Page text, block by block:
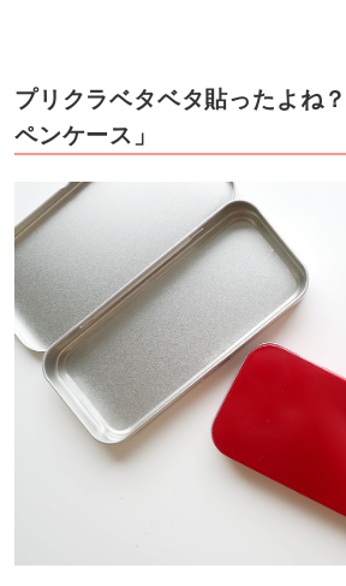
プリクラベタベタ貼ったよね
ペンケース」